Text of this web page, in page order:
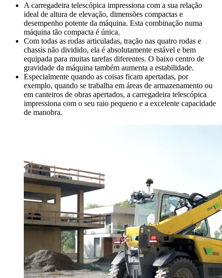
A carregadeira telescópica impressiona com a sua relação
ideal de altura de elevação, dimensões compactas e
desempenho potente da máquina. Esta combinação numa
máquina tão compacta é única.
Com todas as rodas articuladas, tração nas quatro rodas e
chassis não dividido, ela é absolutamente estável e bem
equipada para muitas tarefas diferentes. O baixo centro de
gravidade da máquina também aumenta a estabilidade.
Especialmente quando as coisas ficam apertadas, por
exemplo, quando se trabalha em áreas de armazenamento ou
em canteiros de obras apertados, a carregadeira telescópica
impressiona com o seu raio pequeno e a excelente capacidade
de manobra.